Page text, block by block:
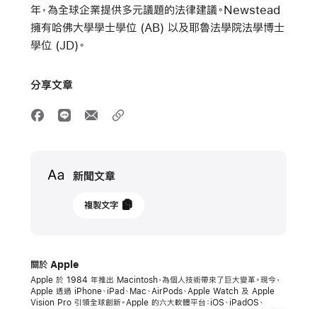
年，為全球企業提供多元議題的法律建議。Newstead
擁有哈佛大學學士學位 (AB) 以及耶魯法學院法學博士
學位 (JD)。
分享文章
新聞文章
2025
4
日
複製文字
關於 Apple
Apple 於 1984 年推出 Macintosh，為個人技術帶來了巨大變革。現今，
Apple 透過 iPhone、iPad、Mac、AirPods、Apple Watch 及 Apple
Vision Pro 引領全球創新。Apple 的六大軟體平台：iOS、iPadOS、